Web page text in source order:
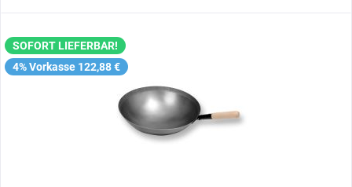
SOFORT LIEFERBAR!
4% Vorkasse 122,88 €